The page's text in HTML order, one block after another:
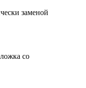
заменой
со